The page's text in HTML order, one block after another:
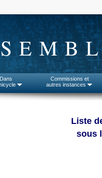
Dans
Commissions et
autres instances
Liste
sous